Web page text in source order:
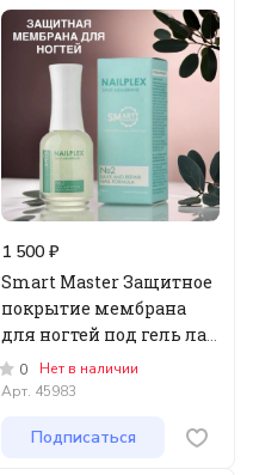
1 500 ₽
Smart Master Защитное
покрытие мембрана
для ногтей под гель лак
NailPlex№2
0
Нет в наличии
Арт. 45983
Подписаться